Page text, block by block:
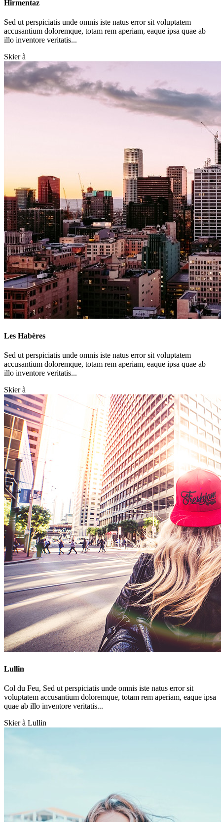
Hirmentaz
Sed ut perspiciatis unde omnis iste natus error sit voluptatem
accusantium doloremque, totam rem aperiam, eaque ipsa quae ab
illo inventore veritatis...
Skier à
Les Habères
Sed ut perspiciatis unde omnis iste natus error sit voluptatem
accusantium doloremque, totam rem aperiam, eaque ipsa quae ab
illo inventore veritatis...
Skier à
Lullin
Col du Feu, Sed ut perspiciatis unde omnis iste natus error sit
voluptatem accusantium doloremque, totam rem aperiam, eaque ipsa
quae ab illo inventore veritatis...
Skier à Lullin